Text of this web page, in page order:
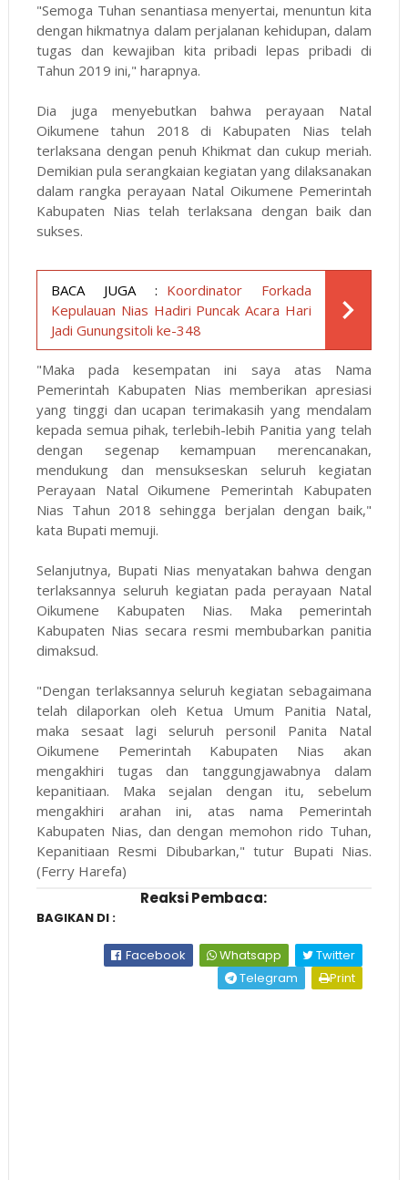
"Semoga Tuhan senantiasa menyertai, menuntun kita
dengan hikmatnya dalam perjalanan kehidupan, dalam
tugas dan kewajiban kita pribadi lepas pribadi di
Tahun 2019 ini," harapnya.
Dia juga menyebutkan bahwa perayaan Natal
Oikumene tahun 2018 di Kabupaten Nias telah
terlaksana dengan penuh Khikmat dan cukup meriah.
Demikian pula serangkaian kegiatan yang dilaksanakan
dalam rangka perayaan Natal Oikumene Pemerintah
Kabupaten Nias telah terlaksana dengan baik dan
sukses.
BACA JUGA : Koordinator Forkada
Kepulauan Nias Hadiri Puncak Acara Hari
Jadi Gunungsitoli ke-348
"Maka pada kesempatan ini saya atas Nama
Pemerintah Kabupaten Nias memberikan apresiasi
yang tinggi dan ucapan terimakasih yang mendalam
kepada semua pihak, terlebih-lebih Panitia yang telah
dengan segenap kemampuan merencanakan,
mendukung dan mensukseskan seluruh kegiatan
Perayaan Natal Oikumene Pemerintah Kabupaten
Nias Tahun 2018 sehingga berjalan dengan baik,"
kata Bupati memuji.
Selanjutnya, Bupati Nias menyatakan bahwa dengan
terlaksannya seluruh kegiatan pada perayaan Natal
Oikumene Kabupaten Nias. Maka pemerintah
Kabupaten Nias secara resmi membubarkan panitia
dimaksud.
"Dengan terlaksannya seluruh kegiatan sebagaimana
telah dilaporkan oleh Ketua Umum Panitia Natal,
maka sesaat lagi seluruh personil Panita Natal
Oikumene Pemerintah Kabupaten Nias akan
mengakhiri tugas dan tanggungjawabnya dalam
kepanitiaan. Maka sejalan dengan itu, sebelum
mengakhiri arahan ini, atas nama Pemerintah
Kabupaten Nias, dan dengan memohon rido Tuhan,
Kepanitiaan Resmi Dibubarkan," tutur Bupati Nias.
(Ferry Harefa)
Reaksi Pembaca:
BAGIKAN DI :
Facebook Whatsapp
Twitter
Telegram
Print